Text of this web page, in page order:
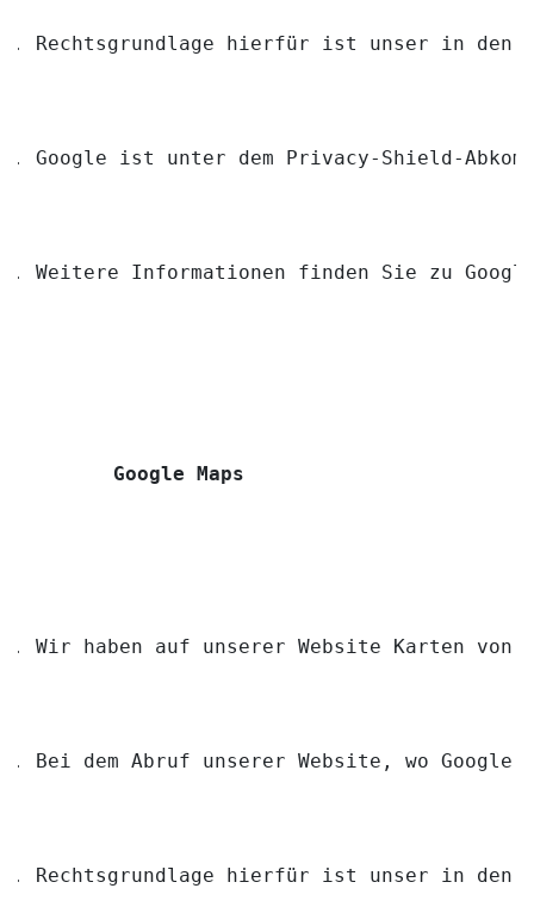
Rechtsgrundlage hierfür ist unser in den
Google ist unter dem Privacy-Shield-
Weitere Informationen finden Sie zu Google
Google Maps
Wir haben auf unserer Website Karten
Bei dem Abruf unserer Website, wo
Rechtsgrundlage hierfür ist unser in den